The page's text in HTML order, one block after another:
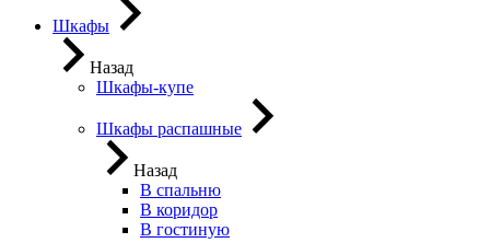
Шкафы
Назад
Шкафы-купе
Шкафы распашные
Назад
В спальню
В коридор
В гостиную